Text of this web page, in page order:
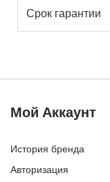
Срок гарантии
Мой Аккаунт
История бренда
Авторизация